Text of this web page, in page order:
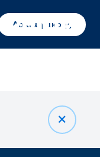
Δοκιμή ακοής